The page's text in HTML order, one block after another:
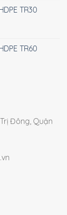
TR30
TR60
Đông, Quận